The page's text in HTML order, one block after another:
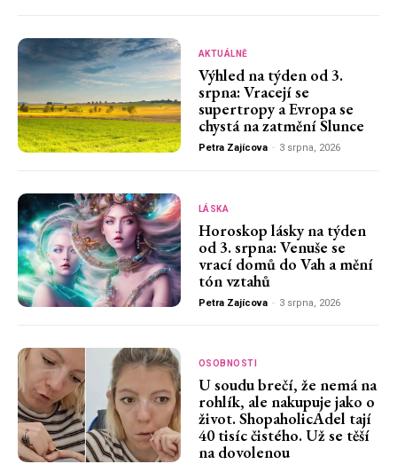
AKTUÁLNĚ
Výhled na týden od 3.
srpna: Vracejí se
supertropy a Evropa se
chystá na zatmění Slunce
Petra Zajícova - 3 srpna, 2026
LÁSKA
Horoskop lásky na týden
od 3. srpna: Venuše se
vrací domů do Vah a mění
tón vztahů
Petra Zajícova - 3 srpna, 2026
OSOBNOSTI
U soudu brečí, že nemá na
rohlík, ale nakupuje jako o
život. ShopaholicAdel tají
40 tisíc čistého. Už se těší
na dovolenou